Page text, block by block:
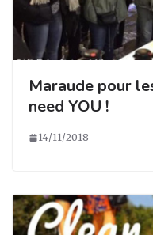
Maraude pour
need YOU !
14/11/2018